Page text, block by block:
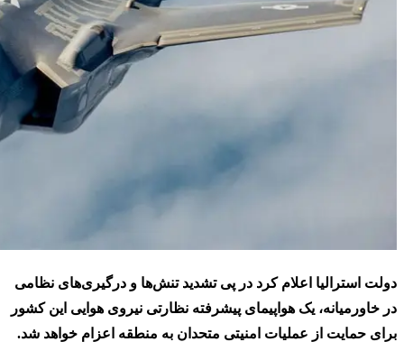
دولت استرالیا اعلام کرد در پی تشدید تنش‌ها و درگیری‌های نظامی
در خاورمیانه، یک هواپیمای پیشرفته نظارتی نیروی هوایی این کشور
برای حمایت از عملیات امنیتی متحدان به منطقه اعزام خواهد شد.